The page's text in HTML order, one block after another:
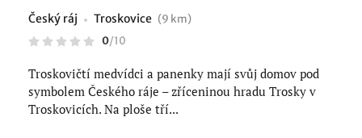
Český ráj Troskovice (9 km)
0/10
Troskovičtí medvídci a panenky mají svůj domov pod
symbolem Českého ráje – zříceninou hradu Trosky v
Troskovicích. Na ploše tří...